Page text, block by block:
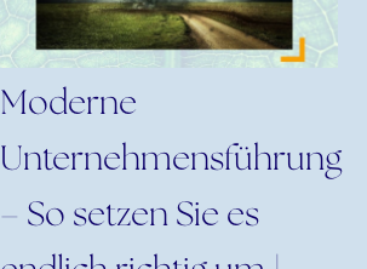
Moderne
Unternehmensführung
– So setzen Sie es